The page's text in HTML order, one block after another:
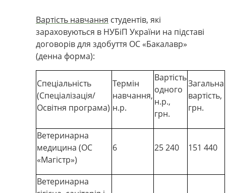
Вартість навчання студентів, які
зараховуються в НУБіП України на підставі
договорів для здобуття ОС «Бакалавр»
(денна форма):
Спеціальність
(Спеціалізація/
Освітня програма)
Термін
навчання,
н.р.
Вартість
одного
н.р.,
грн.
Загальна
вартість,
грн.
Ветеринарна
медицина (ОС
«Магістр»)
6 25 240 151 440
Ветеринарна